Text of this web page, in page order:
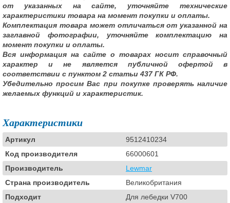
от указанных на сайте, уточняйте технические
характеристики товара на момент покупки и оплаты.
Комплектация товара может отличаться от указанной на
заглавной фотографии, уточняйте комплектацию на
момент покупки и оплаты.
Вся информация на сайте о товарах носит справочный
характер и не является публичной офертой в
соответствии с пунктом 2 статьи 437 ГК РФ.
Убедительно просим Вас при покупке проверять наличие
желаемых функций и характеристик.
Характеристики
Артикул
9512410234
Код производителя
66000601
Производитель
Lewmar
Страна производитель
Великобритания
Подходит
Для лебедки V700